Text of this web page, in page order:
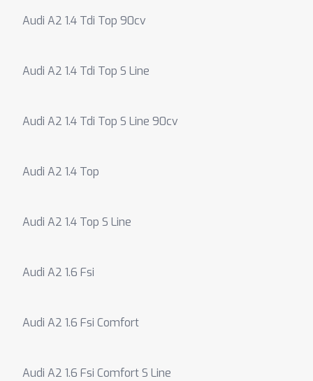
Audi A2 1.4 Tdi Top 90cv
Audi A2 1.4 Tdi Top S Line
Audi A2 1.4 Tdi Top S Line 90cv
Audi A2 1.4 Top
Audi A2 1.4 Top S Line
Audi A2 1.6 Fsi
Audi A2 1.6 Fsi Comfort
Audi A2 1.6 Fsi Comfort S Line